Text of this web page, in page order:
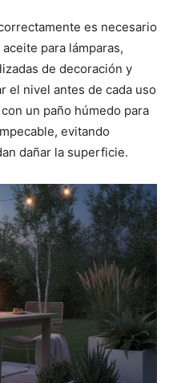
es necesario
para lámparas,
de decoración y
el nivel antes de cada uso
un paño húmedo para
evitando
dañar la superficie.